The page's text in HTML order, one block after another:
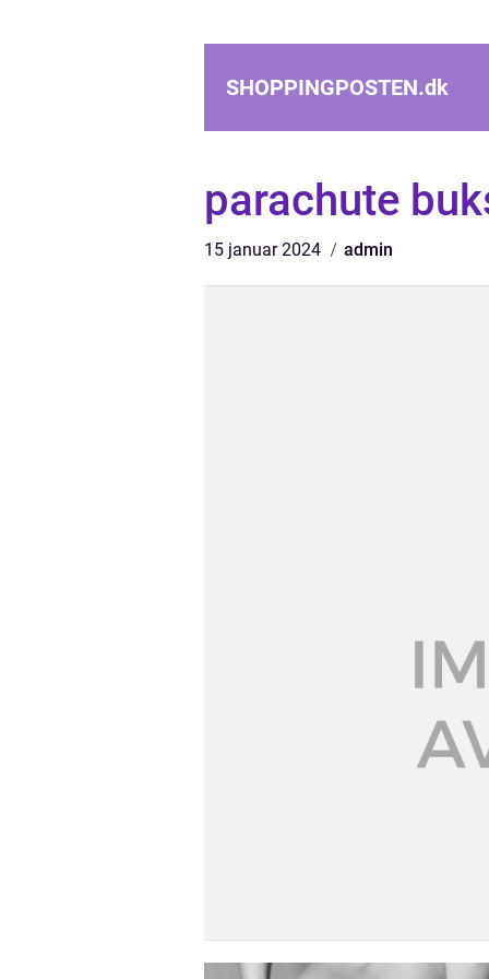
SHOPPINGPOSTEN.dk
parachute
15 januar 2024 admin